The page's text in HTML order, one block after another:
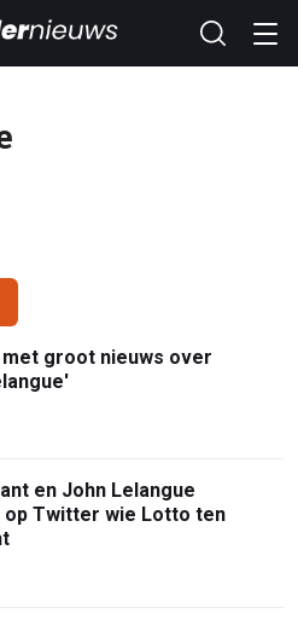
groot nieuws over
en John Lelangue
op Twitter wie Lotto ten